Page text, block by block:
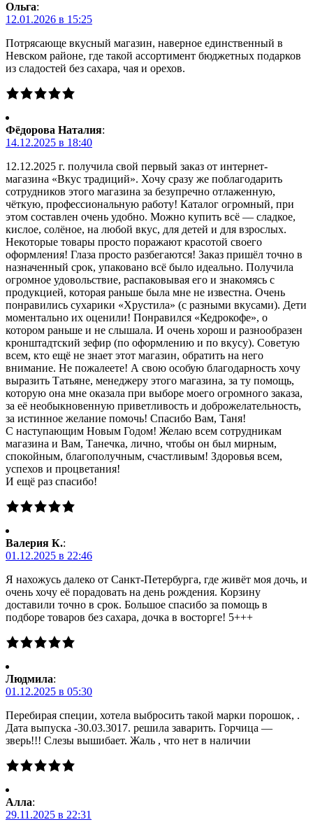
Ольга:
12.01.2026 в 15:25
Потрясающе вкусный магазин, наверное единственный в
Невском районе, где такой ассортимент бюджетных подарков
из сладостей без сахара, чая и орехов.
Фёдорова Наталия:
14.12.2025 в 18:40
12.12.2025 г. получила свой первый заказ от интернет-
магазина «Вкус традиций». Хочу сразу же поблагодарить
сотрудников этого магазина за безупречно отлаженную,
чёткую, профессиональную работу! Каталог огромный, при
этом составлен очень удобно. Можно купить всё — сладкое,
кислое, солёное, на любой вкус, для детей и для взрослых.
Некоторые товары просто поражают красотой своего
оформления! Глаза просто разбегаются! Заказ пришёл точно в
назначенный срок, упаковано всё было идеально. Получила
огромное удовольствие, распаковывая его и знакомясь с
продукцией, которая раньше была мне не известна. Очень
понравились сухарики «Хрустила» (с разными вкусами). Дети
моментально их оценили! Понравился «Кедрокофе», о
котором раньше и не слышала. И очень хорош и разнообразен
кронштадтский зефир (по оформлению и по вкусу). Советую
всем, кто ещё не знает этот магазин, обратить на него
внимание. Не пожалеете! А свою особую благодарность хочу
выразить Татьяне, менеджеру этого магазина, за ту помощь,
которую она мне оказала при выборе моего огромного заказа,
за её необыкновенную приветливость и доброжелательность,
за истинное желание помочь! Спасибо Вам, Таня!
С наступающим Новым Годом! Желаю всем сотрудникам
магазина и Вам, Танечка, лично, чтобы он был мирным,
спокойным, благополучным, счастливым! Здоровья всем,
успехов и процветания!
И ещё раз спасибо!
Валерия К.:
01.12.2025 в 22:46
Я нахожусь далеко от Санкт-Петербурга, где живёт моя дочь, и
очень хочу её порадовать на день рождения. Корзину
доставили точно в срок. Большое спасибо за помощь в
подборе товаров без сахара, дочка в восторге! 5+++
Людмила:
01.12.2025 в 05:30
Перебирая специи, хотела выбросить такой марки порошок, .
Дата выпуска -30.03.3017. решила заварить. Горчица —
зверь!!! Слезы вышибает. Жаль , что нет в наличии
Алла:
29.11.2025 в 22:31